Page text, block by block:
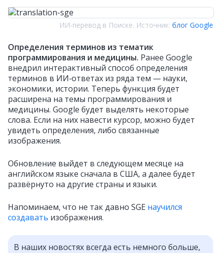
ИИ‑перевод в Поиске. Источник: блог Google
Определения терминов из тематик
программирования и медицины. Ранее Google
внедрил интерактивный способ определения
терминов в ИИ‑ответах из ряда тем — науки,
экономики, истории. Теперь функция будет
расширена на темы программирования и
медицины. Google будет выделять некоторые
слова. Если на них навести курсор, можно будет
увидеть определения, либо связанные
изображения.
Обновление выйдет в следующем месяце на
английском языке сначала в США, а далее будет
развёрнуто на другие страны и языки.
Напоминаем, что не так давно SGE научился
создавать изображения.
В наших новостях всегда есть немного больше,